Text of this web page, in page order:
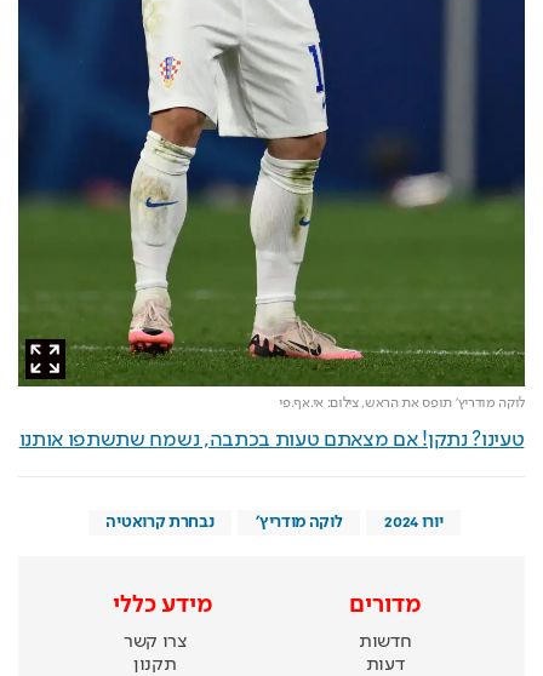
לוקה מודריץ' תופס את הראש,צילום: אי.אף.פי
טעינו? נתקן! אם מצאתם טעות בכתבה, נשמח שתשתפו אותנו
יורו 2024 לוקה מודריץ' נבחרת קרואטיה
מדורים
חדשות
דעות
מידע כללי
צרו קשר
תקנון